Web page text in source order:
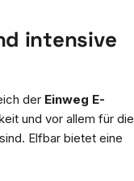
intensive
der Einweg E-
und vor allem für die
Elfbar bietet eine